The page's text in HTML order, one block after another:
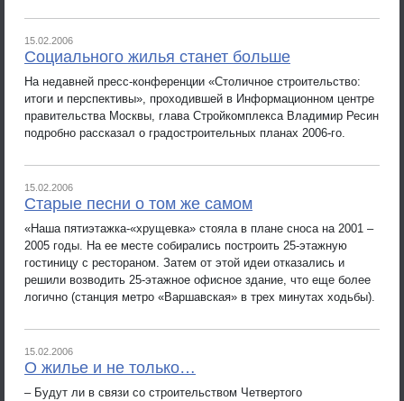
15.02.2006
Социального жилья станет больше
На недавней пресс-конференции «Столичное строительство:
итоги и перспективы», проходившей в Информационном центре
правительства Москвы, глава Стройкомплекса Владимир Ресин
подробно рассказал о градостроительных планах 2006-го.
15.02.2006
Старые песни о том же самом
«Наша пятиэтажка-«хрущевка» стояла в плане сноса на 2001 –
2005 годы. На ее месте собирались построить 25-этажную
гостиницу с рестораном. Затем от этой идеи отказались и
решили возводить 25-этажное офисное здание, что еще более
логично (станция метро «Варшавская» в трех минутах ходьбы).
15.02.2006
О жилье и не только…
– Будут ли в связи со строительством Четвертого